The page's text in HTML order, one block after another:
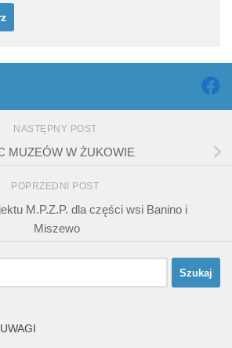
NASTĘPNY POST
MUZEÓW W ŻUKOWIE
POPRZEDNI POST
M.P.Z.P. dla części wsi Banino i
Miszewo